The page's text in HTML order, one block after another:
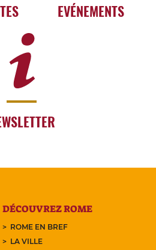
EVÉNEMENTS
DÉCOUVREZ ROME
ROME EN BREF
LA VILLE